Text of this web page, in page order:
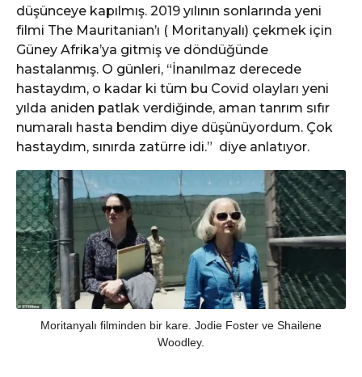
düşünceye kapılmış. 2019 yılının sonlarında yeni
filmi The Mauritanian’ı ( Moritanyalı) çekmek için
Güney Afrika’ya gitmiş ve döndüğünde
hastalanmış. O günleri, “İnanılmaz derecede
hastaydım, o kadar ki tüm bu Covid olayları yeni
yılda aniden patlak verdiğinde, aman tanrım sıfır
numaralı hasta bendim diye düşünüyordum. Çok
hastaydım, sınırda zatürre idi.” diye anlatıyor.
Moritanyalı filminden bir kare. Jodie Foster ve Shailene
Woodley.